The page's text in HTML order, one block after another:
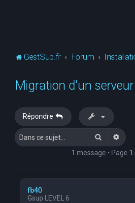
GestSup.fr Forum
Migration d'un
Répondre
Rechercher
1 message • Page 1
fb40
Gsup LEVEL 6